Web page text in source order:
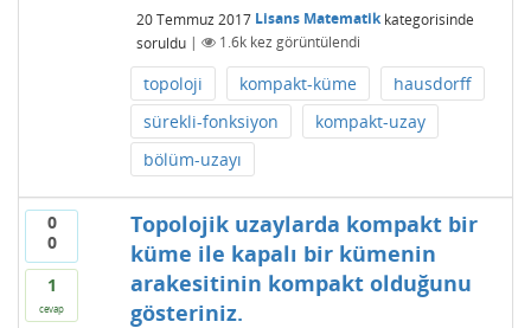
20 Temmuz 2017 Lisans Matematikkategorisinde
soruldu | 1.6kkez görüntülendi
topoloji kompakt-küme
hausdorff
sürekli-fonksiyon
kompakt-uzay
bölüm-uzayı
0
0
1
cevap
Topolojik uzaylarda kompakt bir
küme ile kapalı bir kümenin
arakesitinin kompakt olduğunu
gösteriniz.